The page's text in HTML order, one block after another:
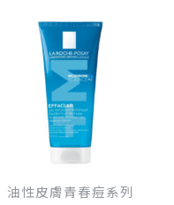
油性皮膚青春痘系列
始
價
格：
NT$ 640。